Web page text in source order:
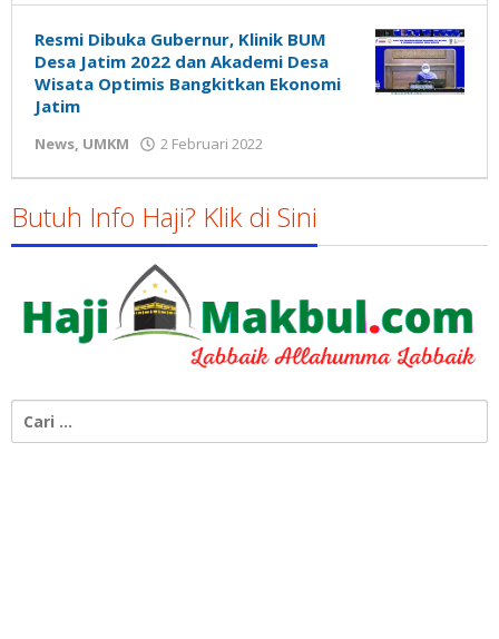
Susanto
Resmi Dibuka Gubernur, Klinik BUM
Desa Jatim 2022 dan Akademi Desa
Wisata Optimis Bangkitkan Ekonomi
Jatim
News, UMKM 2 Februari 2022
Susanto
Butuh Info Haji? Klik di Sini
untuk: